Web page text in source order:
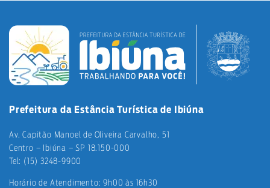
Prefeitura da Estância Turística de Ibiúna
Av. Capitão Manoel de Oliveira Carvalho, 51
Centro – Ibiúna – SP 18.150-000
Tel: (15) 3248-9900
Horário de Atendimento: 9h00 às 16h30